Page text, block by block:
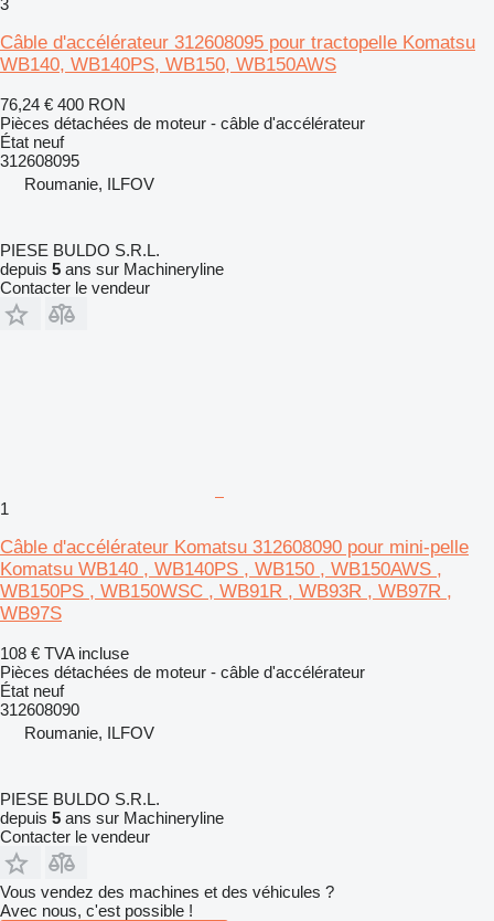
3
Câble d'accélérateur 312608095 pour tractopelle Komatsu
WB140, WB140PS, WB150, WB150AWS
76,24 € 400 RON
Pièces détachées de moteur - câble d'accélérateur
État neuf
312608095
Roumanie, ILFOV
PIESE BULDO S.R.L.
depuis 5 ans sur Machineryline
Contacter le vendeur
1
Câble d'accélérateur Komatsu 312608090 pour mini-pelle
Komatsu WB140 , WB140PS , WB150 , WB150AWS ,
WB150PS , WB150WSC , WB91R , WB93R , WB97R ,
WB97S
108 € TVA incluse
Pièces détachées de moteur - câble d'accélérateur
État neuf
312608090
Roumanie, ILFOV
PIESE BULDO S.R.L.
depuis 5 ans sur Machineryline
Contacter le vendeur
Vous vendez des machines et des véhicules ?
Avec nous, c'est possible !